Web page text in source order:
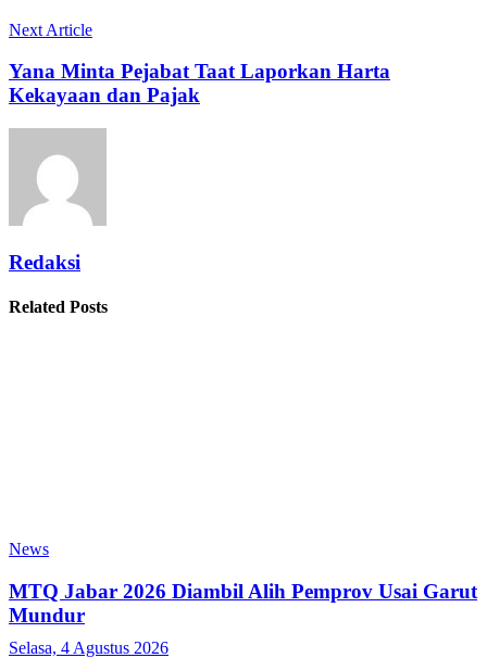
Next Article
Yana Minta Pejabat Taat Laporkan Harta
Kekayaan dan Pajak
Redaksi
Related Posts
News
MTQ Jabar 2026 Diambil Alih Pemprov Usai Garut
Mundur
Selasa, 4 Agustus 2026